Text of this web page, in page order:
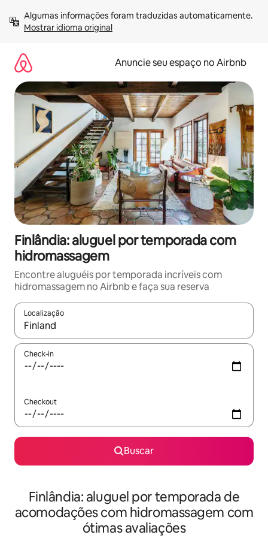
para
Mostrar idioma original
Anuncie seu espaço no Airbnb
Finlândia: aluguel por temporada com
hidromassagem
Encontre aluguéis por temporada incríveis com
hidromassagem no Airbnb e faça sua reserva
Localização
Quando os resultados estiverem disponíveis, explore-os
Check-in
Checkout
Buscar
Finlândia: aluguel por temporada de
acomodações com hidromassagem com
ótimas avaliações